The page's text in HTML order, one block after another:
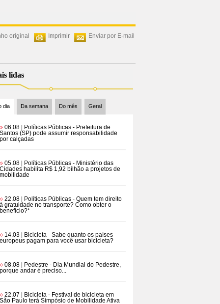
Enviar por E-mail
Imprimir
original
lidas
dia Da semana Do mês Geral
06.08 | Políticas Públicas - Prefeitura de
Santos (SP) pode assumir responsabilidade
por calçadas
05.08 | Políticas Públicas - Ministério das
Cidades habilita R$ 1,92 bilhão a projetos de
mobilidade
22.08 | Políticas Públicas - Quem tem direito
à gratuidade no transporte? Como obter o
benefício?*
14.03 | Bicicleta - Sabe quanto os países
europeus pagam para você usar bicicleta?
08.08 | Pedestre - Dia Mundial do Pedestre,
porque andar é preciso...
22.07 | Bicicleta - Festival de bicicleta em
São Paulo terá Simpósio de Mobilidade Ativa